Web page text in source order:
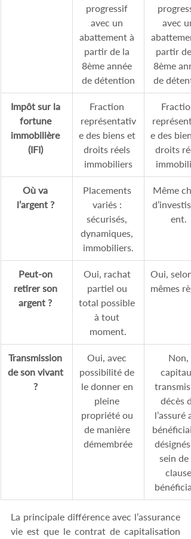
progressif
avec un
abattement à
partir de la
8ème année
de détention
avec un
partir de
8ème
de
Impôt sur la
fortune
immobilière
(IFI)
Fraction
représentativ
e des biens et
droits réels
immobiliers
e des
droits
Où va
l’argent ?
Placements
variés :
sécurisés,
dynamiques,
immobiliers.
Même
ent.
Peut-on
retirer son
argent ?
Oui, rachat
partiel ou
total possible
à tout
moment.
Oui,
mêmes
Transmission
de son vivant
?
Oui, avec
possibilité de
le donner en
pleine
propriété ou
de manière
démembrée
Non,
transmis
décès
l’assuré
désignés
sein de
clause
La principale différence avec l’assurance
vie est que le contrat de capitalisation